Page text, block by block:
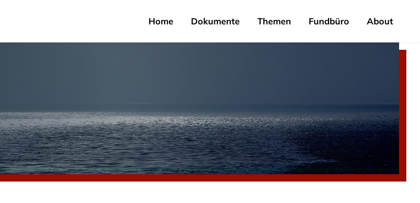
Home Dokumente Themen Fundbüro About